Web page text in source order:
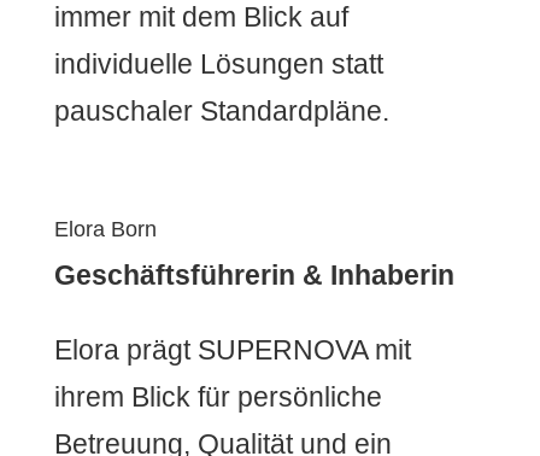
immer mit dem Blick auf
individuelle Lösungen statt
pauschaler Standardpläne.
Elora Born
Geschäftsführerin & Inhaberin
Elora prägt SUPERNOVA mit
ihrem Blick für persönliche
Betreuung, Qualität und ein